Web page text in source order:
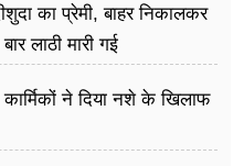
का प्रेमी, बाहर निकालकर
लाठी मारी गई
ने दिया नशे के खिलाफ